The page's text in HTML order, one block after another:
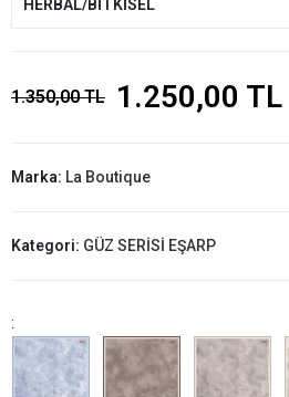
HERBAL/BİTKİSEL
1.350,00 TL 1.250,00 TL
Marka: La Boutique
Kategori: GÜZ SERİSİ EŞARP
: